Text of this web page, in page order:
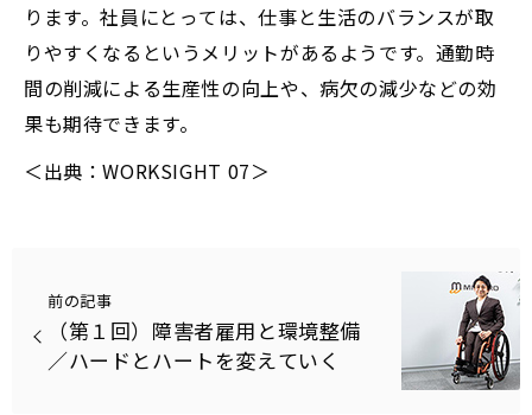
ります。社員にとっては、仕事と生活のバランスが取
りやすくなるというメリットがあるようです。通勤時
間の削減による生産性の向上や、病欠の減少などの効
果も期待できます。
＜出典：WORKSIGHT 07＞
前の記事
（第１回）障害者雇用と環境整備
／ハードとハートを変えていく